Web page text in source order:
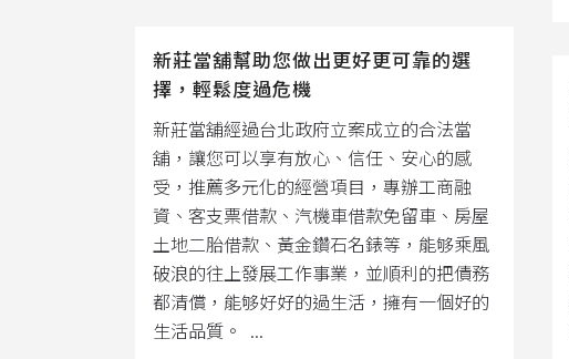
新莊當舖幫助您做出更好更可靠的選
擇，輕鬆度過危機
新莊當舖經過台北政府立案成立的合法當
舖，讓您可以享有放心、信任、安心的感
受，推薦多元化的經營項目，專辦工商融
資、客支票借款、汽機車借款免留車、房屋
土地二胎借款、黃金鑽石名錶等，能够乘風
破浪的往上發展工作事業，並順利的把債務
都清償，能够好好的過生活，擁有一個好的
生活品質。 ...